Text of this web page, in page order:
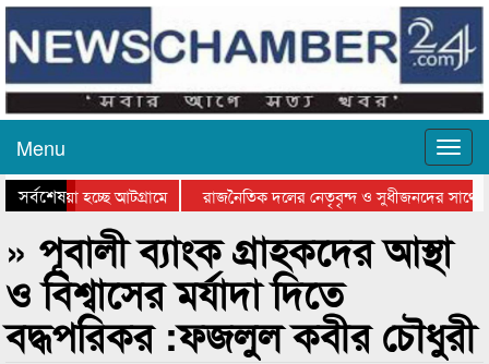
Menu
সর্বশেষ
যাওয়া হচ্ছে আটগ্রামে
রাজনৈতিক দলের নেতৃবৃন্দ ও সুধীজনদের সাথে
পুরস্কার বিতরণ সম্পন্ন
» পূবালী ব্যাংক গ্রাহকদের আস্থা
ও বিশ্বাসের মর্যাদা দিতে
বদ্ধপরিকর :ফজলুল কবীর চৌধুরী